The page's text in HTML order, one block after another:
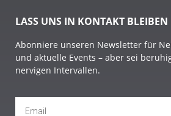
LASS UNS IN KONTAKT BLEIBEN
Abonniere unseren Newsletter für
und aktuelle Events – aber sei
nervigen Intervallen.